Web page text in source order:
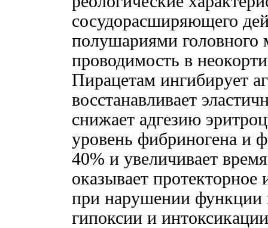
сосудорасширяющего
полушариями головного
проводимость в
Пирацетам ингибирует
восстанавливает
снижает адгезию
уровень фибриногена и
40% и увеличивает
оказывает
при нарушении функции
гипоксии и